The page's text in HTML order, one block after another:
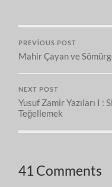
PREVIOUS POST
Mahir Çayan ve
NEXT POST
Yusuf Zamir Yazıları I :
Teğellemek
41 Comments